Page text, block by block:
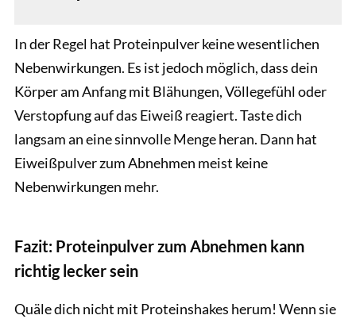
In der Regel hat Proteinpulver keine wesentlichen
Nebenwirkungen. Es ist jedoch möglich, dass dein
Körper am Anfang mit Blähungen, Völlegefühl oder
Verstopfung auf das Eiweiß reagiert. Taste dich
langsam an eine sinnvolle Menge heran. Dann hat
Eiweißpulver zum Abnehmen meist keine
Nebenwirkungen mehr.
Fazit: Proteinpulver zum Abnehmen kann
richtig lecker sein
Quäle dich nicht mit Proteinshakes herum! Wenn sie